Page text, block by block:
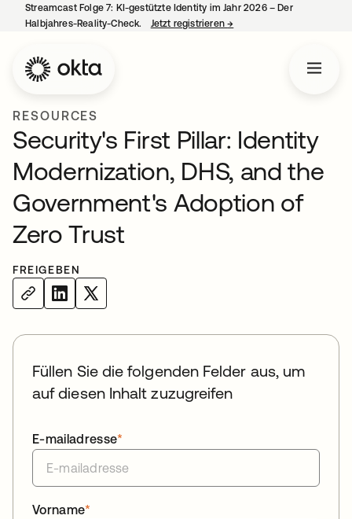
Streamcast Folge 7: KI-gestützte Identity im Jahr 2026 – Der
Halbjahres-Reality-Check.
Jetzt registrieren→
RESOURCES
Security's First Pillar: Identity
Modernization, DHS, and the
Government's Adoption of
Zero Trust
FREIGEBEN
Füllen Sie die folgenden Felder aus, um
auf diesen Inhalt zuzugreifen
*
E-mailadresse
*
Vorname